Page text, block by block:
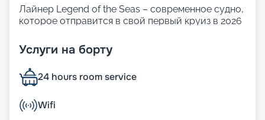
Лайнер Legend of the Seas – современное судно,
которое отправится в свой первый круиз в 2026
превышает по размерам и показателям
комфорта корабли Oasis. 20 палуб лайнера
готовы предложить огромное количество
ресторанов и баров, развлечений для взрослых
классов.
В 2026 году лайнер отправится в свои первые
Услуги на борту
24 hours room service
Wifi